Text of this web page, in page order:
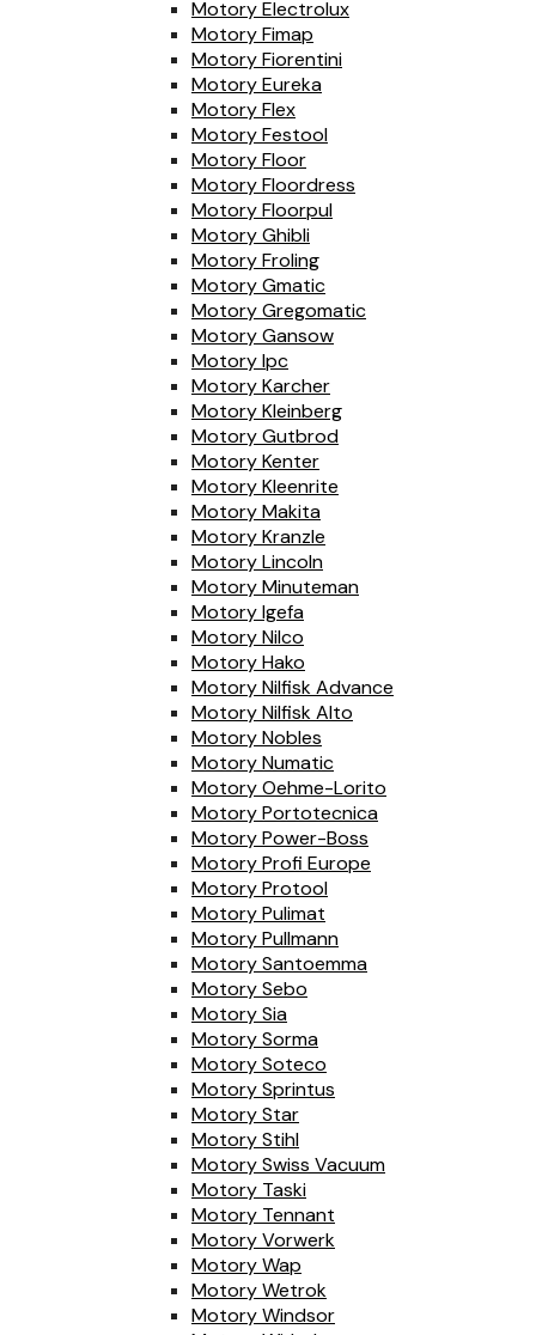
Motory Electrolux
Motory Fimap
Motory Fiorentini
Motory Eureka
Motory Flex
Motory Festool
Motory Floor
Motory Floordress
Motory Floorpul
Motory Ghibli
Motory Froling
Motory Gmatic
Motory Gregomatic
Motory Gansow
Motory Ipc
Motory Karcher
Motory Kleinberg
Motory Gutbrod
Motory Kenter
Motory Kleenrite
Motory Makita
Motory Kranzle
Motory Lincoln
Motory Minuteman
Motory Igefa
Motory Nilco
Motory Hako
Motory Nilfisk Advance
Motory Nilfisk Alto
Motory Nobles
Motory Numatic
Motory Oehme-Lorito
Motory Portotecnica
Motory Power-Boss
Motory Profi Europe
Motory Protool
Motory Pulimat
Motory Pullmann
Motory Santoemma
Motory Sebo
Motory Sia
Motory Sorma
Motory Soteco
Motory Sprintus
Motory Star
Motory Stihl
Motory Swiss Vacuum
Motory Taski
Motory Tennant
Motory Vorwerk
Motory Wap
Motory Wetrok
Motory Windsor